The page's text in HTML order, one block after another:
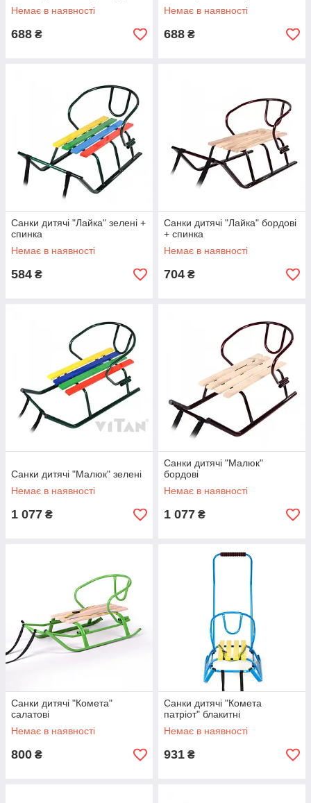
Немає в наявності
688 ₴
Немає в наявності
688 ₴
Санки дитячі "Лайка" зелені +
спинка
Немає в наявності
584 ₴
Санки дитячі "Лайка" бордові
+ спинка
Немає в наявності
704 ₴
Санки дитячі "Малюк" зелені
Немає в наявності
1 077 ₴
Санки дитячі "Малюк"
бордові
Немає в наявності
1 077 ₴
Санки дитячі "Комета"
салатові
Немає в наявності
800 ₴
Санки дитячі "Комета
патріот" блакитні
Немає в наявності
931 ₴